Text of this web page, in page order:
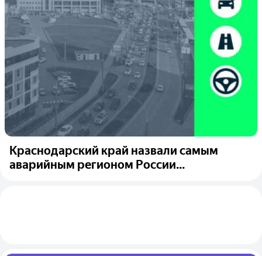
Краснодарский край назвали самым
аварийным регионом России...